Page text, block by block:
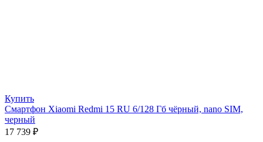
Купить
Смартфон Xiaomi Redmi 15 RU 6/128 Гб чёрный, nano SIM,
черный
17 739 ₽